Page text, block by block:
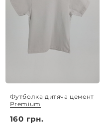
Футболка дитяча цемент
Premium
160 грн.